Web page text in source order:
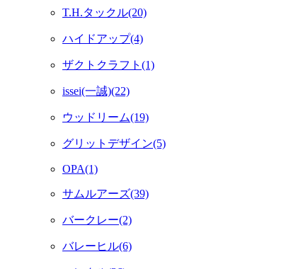
T.H.タックル(20)
ハイドアップ(4)
ザクトクラフト(1)
issei(一誠)(22)
ウッドリーム(19)
グリットデザイン(5)
OPA(1)
サムルアーズ(39)
バークレー(2)
バレーヒル(6)